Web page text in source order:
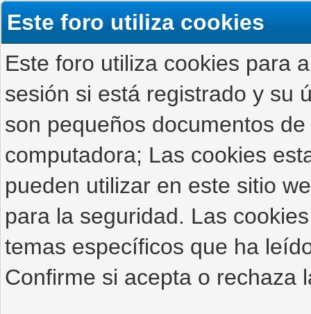
Este foro utiliza cookies
Este foro utiliza cookies para
sesión si está registrado y su
son pequeños documentos
computadora; Las cookies
pueden utilizar en este sitio
para la seguridad. Las
temas específicos que ha
Confirme si acepta o rechaza